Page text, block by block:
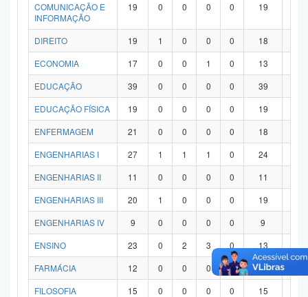
COMUNICAÇÃO E
INFORMAÇÃO
19 0 0 0 0 19
DIREITO 19 1 0 0 0 18
ECONOMIA
17 0 0 1 0 13
EDUCAÇÃO
39 0 0 0 0 39
EDUCAÇÃO FÍSICA
19 0 0 0 0 19
ENFERMAGEM
21 0 0 0 0 18
ENGENHARIAS I
27 1 1 1 0 24
ENGENHARIAS II
11 0 0 0 0 11
ENGENHARIAS III
20 1 0 0 0 19
ENGENHARIAS IV
9 0 0 0 0 9
ENSINO
23 0 2 3 0 13
FARMÁCIA
12 0 0 0 0 12
FILOSOFIA
15 0 0 0 0 15